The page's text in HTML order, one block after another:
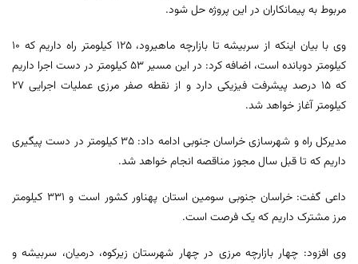
مربوط به پیمانکاران در این پروژه حل شود.
وی با بیان اینکه از سربیشه تا بازارچه ماهیرود، ۱۲۵ کیلومتر راه داریم که ۱۰
کیلومتر دوبانده است، اضافه کرد: در این مسیر ۵۳ کیلومتر در دست اجرا داریم
که ۱۵ درصد پیشرفت فیزیکی دارد و از نقطه صفر مرزی عملیات اجرایی ۲۷
کیلومتر آغاز خواهد شد.
مدیرکل راه و شهرسازی خراسان جنوبی ادامه داد: ۳۵ کیلومتر در دست پیگیری
داریم که تا قبل سال مجوز مناقصه انجام خواهد شد.
داعی گفت: خراسان جنوبی سومین استان پهناور کشور است و ۳۳۱ کیلومتر
مرز مشترک داریم که یک فرصت است.
وی افزود: چهار بازارچه مرزی در چهار شهرستان زیرکوه، درمیان، سربیشه و